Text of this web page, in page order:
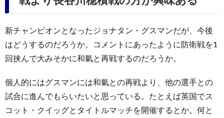
新チャンピオンとなったジョナタン・グスマンだが、今後
はどうするのだろうか。コメントにあったように防衛戦を1
回挟んで大みそかに和氣と再戦するのだろうか。
個人的にはグスマンには和氣との再戦より、他の選手との
試合に進んでもらいたいと思っている。たとえば英国でス
コット・クイッグとタイトルマッチを開催するとか。何と